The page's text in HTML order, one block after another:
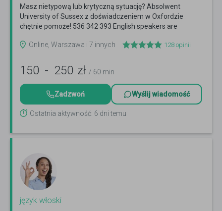
Masz nietypową lub krytyczną sytuację? Absolwent
University of Sussex z doświadczeniem w Oxfordzie
chętnie pomoże! 536 342 393 English speakers are
Online, Warszawa i 7 innych
128 opinii
150 - 250 zł / 60 min
Zadzwoń Wyślij wiadomość
Ostatnia aktywność: 6 dni temu
język włoski